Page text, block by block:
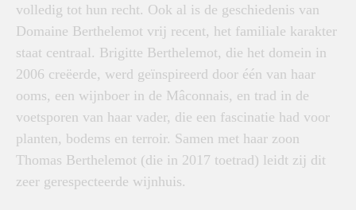
volledig tot hun recht. Ook al is de geschiedenis van
Domaine Berthelemot vrij recent, het familiale karakter
staat centraal. Brigitte Berthelemot, die het domein in
2006 creëerde, werd geïnspireerd door één van haar
ooms, een wijnboer in de Mâconnais, en trad in de
voetsporen van haar vader, die een fascinatie had voor
planten, bodems en terroir. Samen met haar zoon
Thomas Berthelemot (die in 2017 toetrad) leidt zij dit
zeer gerespecteerde wijnhuis.